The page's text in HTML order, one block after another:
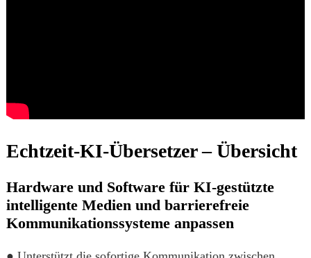
Echtzeit-KI-Übersetzer – Übersicht
Hardware und Software für KI-gestützte
intelligente Medien und barrierefreie
Kommunikationssysteme anpassen